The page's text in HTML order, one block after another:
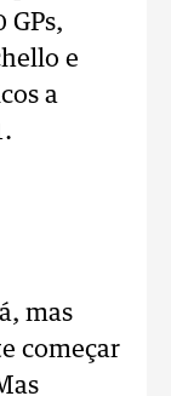
GPs,
e
a
mas
começar